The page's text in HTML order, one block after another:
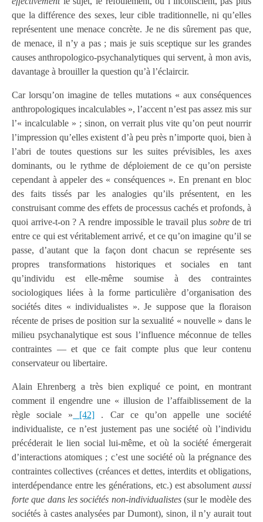
que la différence des sexes, leur cible traditionnelle, ni qu’elles
représentent une menace concrète. Je ne dis sûrement pas que,
de menace, il n’y a pas ; mais je suis sceptique sur les grandes
causes anthropologico-psychanalytiques qui servent, à mon avis,
davantage à brouiller la question qu’à l’éclaircir.
Car lorsqu’on imagine de telles mutations « aux conséquences
anthropologiques incalculables », l’accent n’est pas assez mis sur
l’« incalculable » ; sinon, on verrait plus vite qu’on peut nourrir
l’impression qu’elles existent d’à peu près n’importe quoi, bien à
l’abri de toutes questions sur les suites prévisibles, les axes
dominants, ou le rythme de déploiement de ce qu’on persiste
cependant à appeler des « conséquences ». En prenant en bloc
des faits tissés par les analogies qu’ils présentent, en les
construisant comme des effets de processus cachés et profonds, à
quoi arrive-t-on ? A rendre impossible le travail plus sobrede tri
entre ce qui est véritablement arrivé, et ce qu’on imagine qu’il se
passe, d’autant que la façon dont chacun se représente ses
propres transformations historiques et sociales en tant
qu’individu est elle-même soumise à des contraintes
sociologiques liées à la forme particulière d’organisation des
sociétés dites « individualistes ». Je suppose que la floraison
récente de prises de position sur la sexualité « nouvelle » dans le
milieu psychanalytique est sous l’influence méconnue de telles
contraintes — et que ce fait compte plus que leur contenu
conservateur ou libertaire.
Alain Ehrenberg a très bien expliqué ce point, en montrant
comment il engendre une « illusion de l’affaiblissement de la
règle sociale »
[42]
. Car ce qu’on appelle une société
individualiste, ce n’est justement pas une société où l’individu
précéderait le lien social lui-même, et où la société émergerait
d’interactions atomiques ; c’est une société où la prégnance des
contraintes collectives (créances et dettes, interdits et obligations,
interdépendance entre les générations, etc.) est absolument aussi
forte que dans les sociétés non-individualistes(sur le modèle des
sociétés à castes analysées par Dumont), sinon, il n’y aurait tout